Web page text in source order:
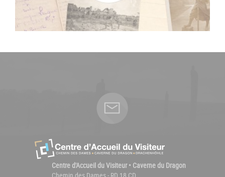
Centre d'Accueil du Visiteur • Caverne du Dragon